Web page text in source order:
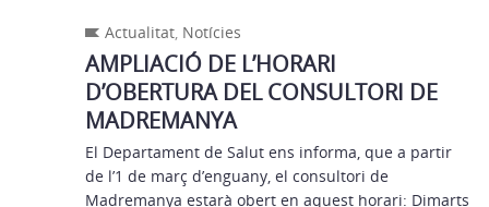
Actualitat, Notícies
AMPLIACIÓ DE L’HORARI
D’OBERTURA DEL CONSULTORI DE
MADREMANYA
El Departament de Salut ens informa, que a partir
de l’1 de març d’enguany, el consultori de
Madremanya estarà obert en aquest horari: Dimarts